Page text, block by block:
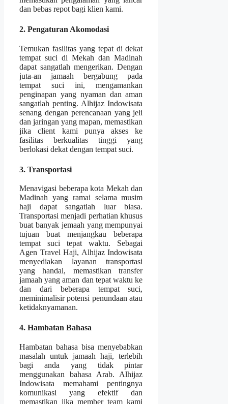
dan bebas repot bagi klien kami.
2. Pengaturan Akomodasi
Temukan fasilitas yang tepat di dekat
tempat suci di Mekah dan Madinah
dapat sangatlah mengerikan. Dengan
juta-an jamaah bergabung pada
tempat suci ini, mengamankan
penginapan yang nyaman dan aman
sangatlah penting. Alhijaz Indowisata
senang dengan perencanaan yang jeli
dan jaringan yang mapan, memastikan
jika client kami punya akses ke
fasilitas berkualitas tinggi yang
berlokasi dekat dengan tempat suci.
3. Transportasi
Menavigasi beberapa kota Mekah dan
Madinah yang ramai selama musim
haji dapat sangatlah luar biasa.
Transportasi menjadi perhatian khusus
buat banyak jemaah yang mempunyai
tujuan buat menjangkau beberapa
tempat suci tepat waktu. Sebagai
Agen Travel Haji, Alhijaz Indowisata
menyediakan layanan transportasi
yang handal, memastikan transfer
jamaah yang aman dan tepat waktu ke
dan dari beberapa tempat suci,
meminimalisir potensi penundaan atau
ketidaknyamanan.
4. Hambatan Bahasa
Hambatan bahasa bisa menyebabkan
masalah untuk jamaah haji, terlebih
bagi anda yang tidak pintar
menggunakan bahasa Arab. Alhijaz
Indowisata memahami pentingnya
komunikasi yang efektif dan
memastikan jika member team kami